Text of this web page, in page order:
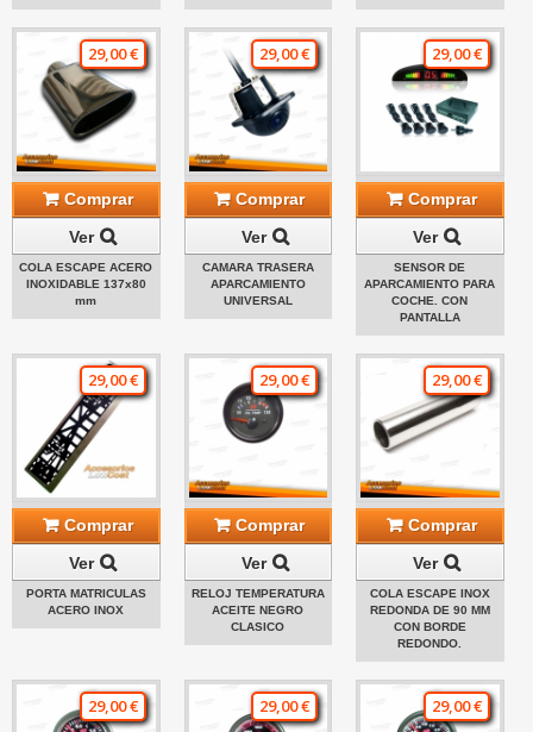
29,00 €
Comprar
Ver
COLA ESCAPE ACERO
INOXIDABLE 137x80
mm
29,00 €
Comprar
Ver
CAMARA TRASERA
APARCAMIENTO
UNIVERSAL
29,00 €
Comprar
Ver
SENSOR DE
APARCAMIENTO PARA
COCHE. CON
PANTALLA
29,00 €
Comprar
Ver
PORTA MATRICULAS
ACERO INOX
29,00 €
Comprar
Ver
RELOJ TEMPERATURA
ACEITE NEGRO
CLASICO
29,00 €
Comprar
Ver
COLA ESCAPE INOX
REDONDA DE 90 MM
CON BORDE
REDONDO.
29,00 € 29,00 € 29,00 €